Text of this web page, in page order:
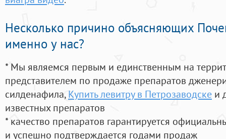
Несколько причино объясняющих
именно у нас?
* Мы являемся первым и единственным на
представителем по продаже препаратов
силденафила, Купить левитру в Петрозаводске и
известных препаратов
* качество препаратов гарантируется
и успешно подтверждается годами продаж